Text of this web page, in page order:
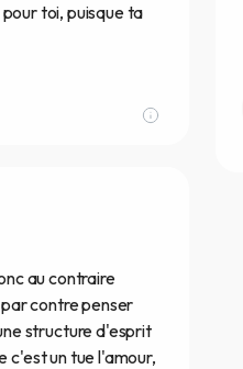
toi, puisque ta
au contraire
contre penser
structure d'esprit
c'est un tue l'amour,